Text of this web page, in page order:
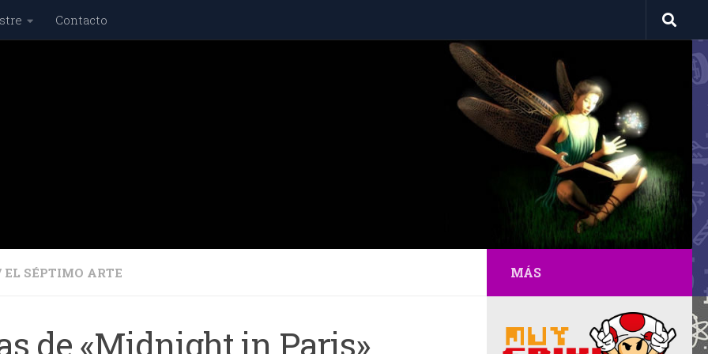
Contacto
EL SÉPTIMO ARTE
de «Midnight in Paris»
MÁS